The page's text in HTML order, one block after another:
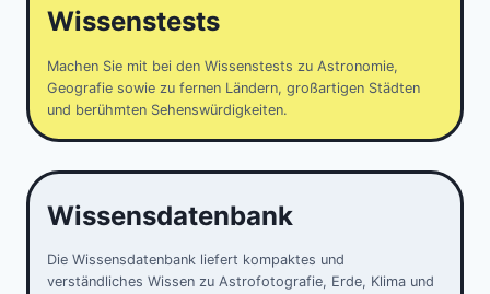
Wissenstests
Machen Sie mit bei den Wissenstests zu Astronomie,
Geografie sowie zu fernen Ländern, großartigen Städten
und berühmten Sehenswürdigkeiten.
Wissensdatenbank
Die Wissensdatenbank liefert kompaktes und
verständliches Wissen zu Astrofotografie, Erde, Klima und